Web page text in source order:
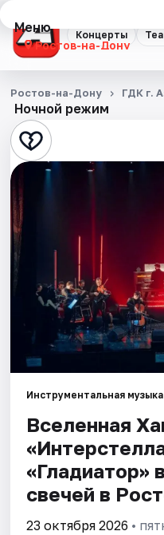
Концерты
Меню
Ростов-на-Дону
Концерты
Театр
Стендап
Выставки
Квесты
Экскурсии
Спорт
События
Города
Площадки
Артисты
Ночной режим
Ростов-на-Дону ГДК г.
Инструментальная музыка
Вселенная
«Гладиатор»
свечей в
23 октября 2026 •